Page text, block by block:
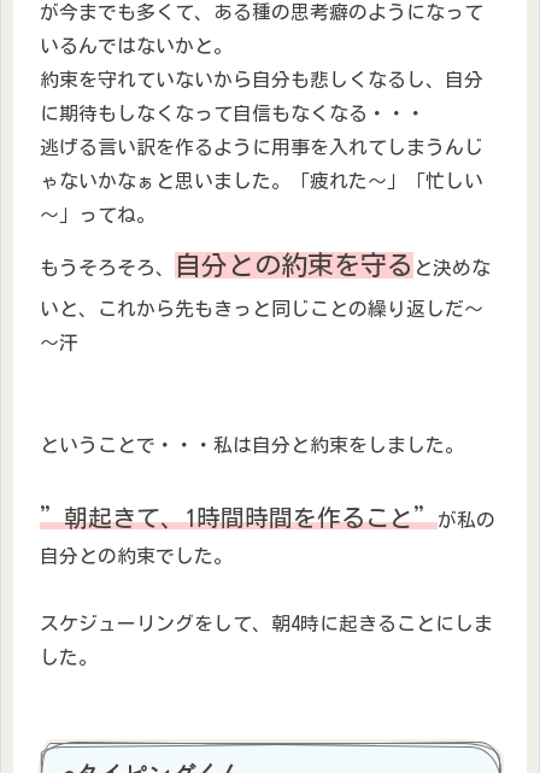
が今までも多くて、ある種の思考癖のようになって
いるんではないかと。
約束を守れていないから自分も悲しくなるし、自分
に期待もしなくなって自信もなくなる・・・
逃げる言い訳を作るように用事を入れてしまうんじ
ゃないかなぁと思いました。「疲れた～」「忙しい
～」ってね。
もうそろそろ、 自分 との約束を守る と決めな
いと、これから先もきっと同じことの繰り返しだ～
～汗
ということで・・・私は自分と約束をしました。
”朝起きて、1時間時間を作ること”が私の
自分との約束でした。
スケジューリングをして、朝4時に起きることにしま
した。